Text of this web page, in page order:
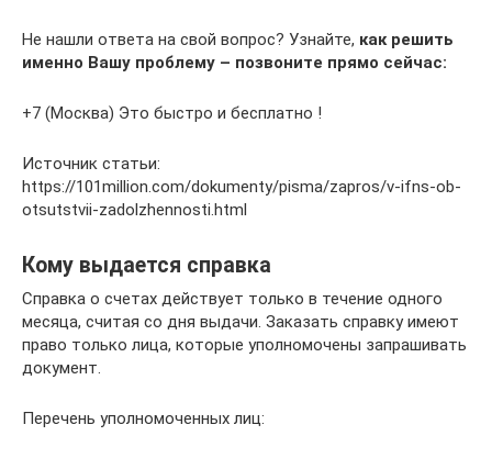
Не нашли ответа на свой вопрос? Узнайте, как решить
именно Вашу проблему – позвоните прямо сейчас:
+7 (Москва) Это быстро и бесплатно !
Источник статьи:
https://101million.com/dokumenty/pisma/zapros/v-ifns-ob-
otsutstvii-zadolzhennosti.html
Кому выдается справка
Справка о счетах действует только в течение одного
месяца, считая со дня выдачи. Заказать справку имеют
право только лица, которые уполномочены запрашивать
документ.
Перечень уполномоченных лиц: